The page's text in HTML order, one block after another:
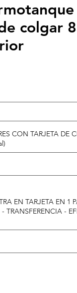
colgar
CON TARJETA DE
EN TARJETA EN 1
TRANSFERENCIA -